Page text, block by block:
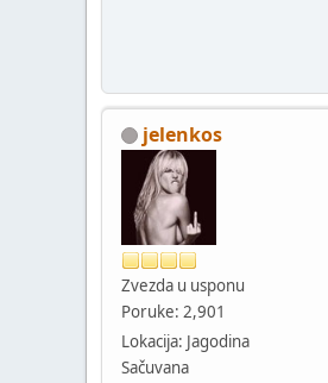
jelenkos
Zvezda u usponu
Poruke: 2,901
Lokacija: Jagodina
Sačuvana